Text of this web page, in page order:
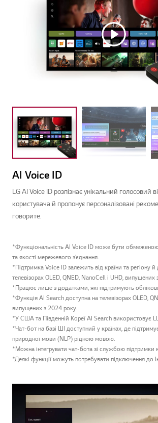
AI Voice ID
LG AI Voice ID розпізнає унікальний голосовий
користувача й пропонує персоналізовані
говорите.
*Функціональність AI Voice ID може бути
та якості мережевого з’єднання.
*Підтримка Voice ID залежить від країни та регіону
телевізорах OLED, QNED, NanoCell і UHD, випущених
*Працює лише з додатками, які підтримують
*Функція AI Search доступна на телевізорах OLED,
випущених з 2024 року.
*У США та Південній Кореї AI Search використовує
*Чат-бот на базі ШІ доступний у країнах, де
природної мови (NLP) рідною мовою.
*Можна інтегрувати чат-бота зі службою підтримки
*Деякі функції можуть потребувати підключення до